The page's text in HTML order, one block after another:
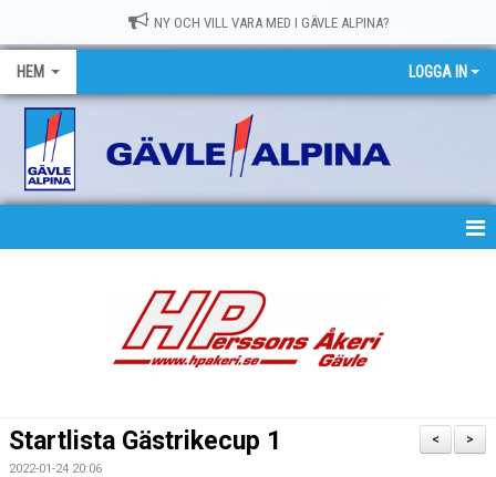
NY OCH VILL VARA MED I GÄVLE ALPINA?
HEM LOGGA IN
TRÄNING
>
<
Startlista Gästrikecup 1
2022-01-24 20:06